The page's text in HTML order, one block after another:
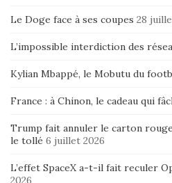
Le Doge face à ses coupes 28
L’impossible interdiction des
Kylian Mbappé, le Mobutu du
France : à Chinon, le cadeau qui
Trump fait annuler le carton
le tollé 6 juillet 2026
L’effet SpaceX a-t-il fait reculer
2026